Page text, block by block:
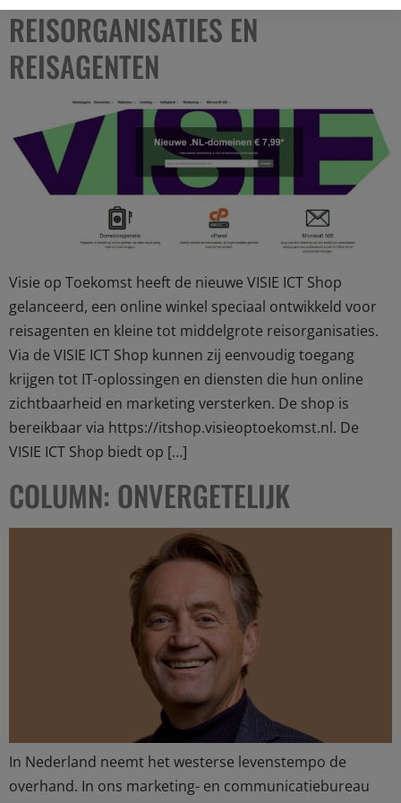
REISORGANISATIES EN
REISAGENTEN
Visie op Toekomst heeft de nieuwe VISIE ICT Shop
gelanceerd, een online winkel speciaal ontwikkeld voor
reisagenten en kleine tot middelgrote reisorganisaties.
Via de VISIE ICT Shop kunnen zij eenvoudig toegang
krijgen tot IT-oplossingen en diensten die hun online
zichtbaarheid en marketing versterken. De shop is
bereikbaar via https://itshop.visieoptoekomst.nl. De
VISIE ICT Shop biedt op […]
COLUMN: ONVERGETELIJK
In Nederland neemt het westerse levenstempo de
overhand. In ons marketing- en communicatiebureau